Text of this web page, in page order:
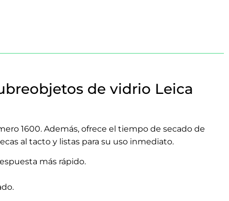
de vidrio Leica
1600. Además, ofrece el tiempo de secado de
al tacto y listas para su uso inmediato.
más rápido.